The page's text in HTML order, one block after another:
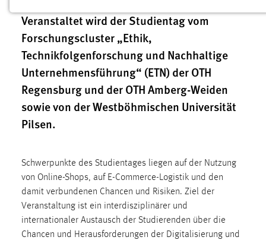
Veranstaltet wird der Studientag vom
Forschungscluster „Ethik,
Technikfolgenforschung und Nachhaltige
Unternehmensführung“ (ETN) der OTH
Regensburg und der OTH Amberg-Weiden
sowie von der Westböhmischen Universität
Pilsen.
Schwerpunkte des Studientages liegen auf der Nutzung
von Online-Shops, auf E-Commerce-Logistik und den
damit verbundenen Chancen und Risiken. Ziel der
Veranstaltung ist ein interdisziplinärer und
internationaler Austausch der Studierenden über die
Chancen und Herausforderungen der Digitalisierung und
Notwendige Cookies ermöglichen grundlegende
Funktionen und sind für die einwandfreie Funktion der
Website erforderlich.
Einverständnis
Name:
Optionen des Benutzers
Cookie Laufzeit:
Performance